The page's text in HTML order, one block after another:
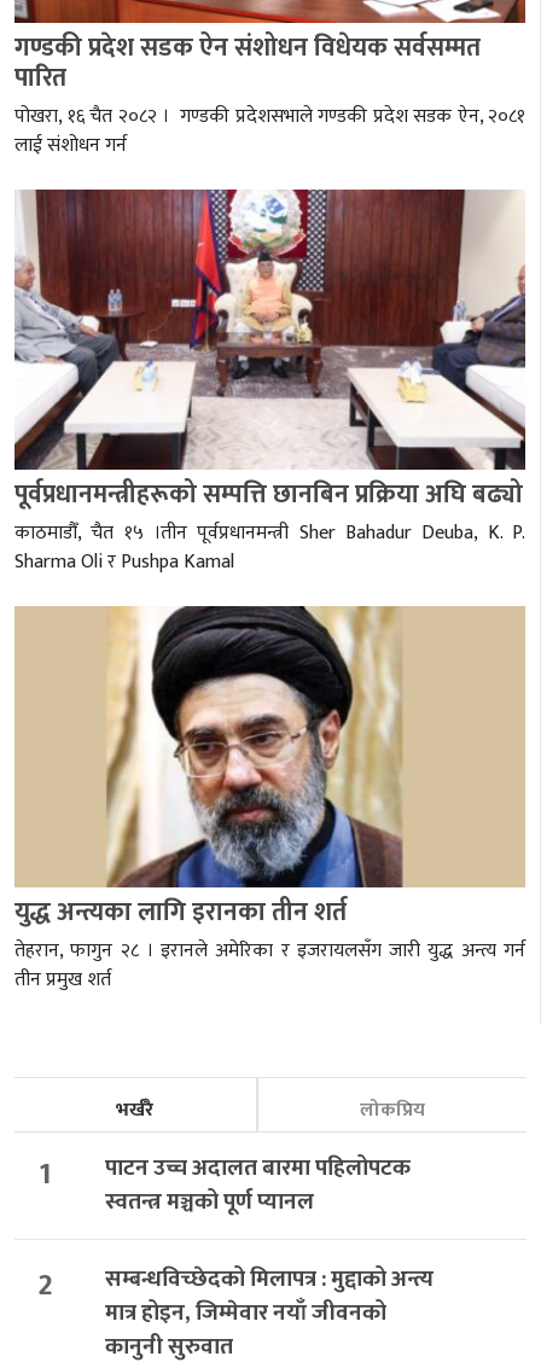
गण्डकी प्रदेश सडक ऐन संशोधन विधेयक सर्वसम्मत
पारित
पोखरा, १६ चैत २०८२ । गण्डकी प्रदेशसभाले गण्डकी प्रदेश सडक ऐन, २०८१
लाई संशोधन गर्न
पूर्वप्रधानमन्त्रीहरूको सम्पत्ति छानबिन प्रक्रिया अघि बढ्यो
काठमाडौँ, चैत १५ ।तीन पूर्वप्रधानमन्त्री Sher Bahadur Deuba, K. P.
Sharma Oli र Pushpa Kamal
युद्ध अन्त्यका लागि इरानका तीन शर्त
तेहरान, फागुन २८ । इरानले अमेरिका र इजरायलसँग जारी युद्ध अन्त्य गर्न
तीन प्रमुख शर्त
भर्खरै लोकप्रिय
1
पाटन उच्च अदालत बारमा पहिलोपटक
स्वतन्त्र मञ्चको पूर्ण प्यानल
2
सम्बन्धविच्छेदको मिलापत्र : मुद्दाको अन्त्य
मात्र होइन, जिम्मेवार नयाँ जीवनको
कानुनी सुरुवात